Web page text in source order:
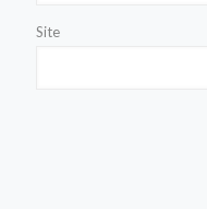
Site